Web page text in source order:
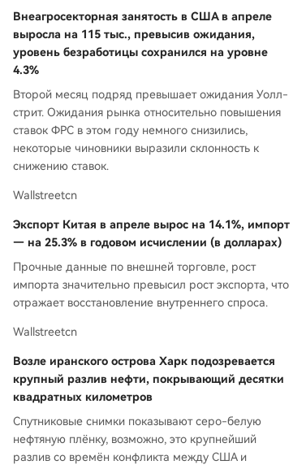
Внеагросекторная занятость в США в апреле
выросла на 115 тыс., превысив ожидания,
уровень безработицы сохранился на уровне
4.3%
Второй месяц подряд превышает ожидания Уолл-
стрит. Ожидания рынка относительно повышения
ставок ФРС в этом году немного снизились,
некоторые чиновники выразили склонность к
снижению ставок.
Wallstreetcn
Экспорт Китая в апреле вырос на 14.1%, импорт
— на 25.3% в годовом исчислении (в долларах)
Прочные данные по внешней торговле, рост
импорта значительно превысил рост экспорта, что
отражает восстановление внутреннего спроса.
Wallstreetcn
Возле иранского острова Харк подозревается
крупный разлив нефти, покрывающий десятки
квадратных километров
Спутниковые снимки показывают серо-белую
нефтяную плёнку, возможно, это крупнейший
разлив со времён конфликта между США и